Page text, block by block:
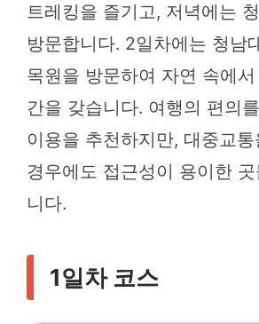
트레킹을 즐기고, 저녁에는
방문합니다. 2일차에는 청남
목원을 방문하여 자연 속에
간을 갖습니다. 여행의 편의
이용을 추천하지만, 대중교
경우에도 접근성이 용이한
니다.
1일차 코스